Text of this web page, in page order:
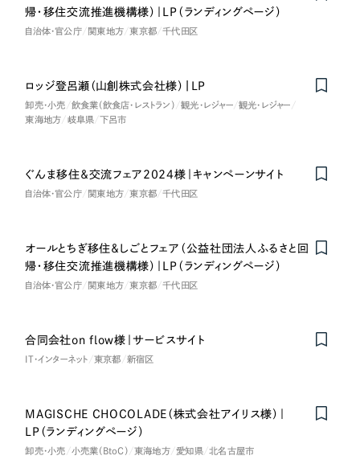
帰・移住交流推進機構様）｜LP（ランディングページ）
自治体・官公庁 関東地方 東京都 千代田区
ロッジ登呂瀬（山創株式会社様）|LP
卸売・小売 飲食業（飲食店・レストラン） 観光・レジャー
観光・レジャー
東海地方
岐阜県 下呂市
ぐんま移住＆交流フェア2024様｜キャンペーンサイト
自治体・官公庁 関東地方 東京都 千代田区
オールとちぎ移住＆しごとフェア（公益社団法人ふるさと回
帰・移住交流推進機構様）｜LP（ランディングページ）
自治体・官公庁 関東地方 東京都 千代田区
合同会社on flow様｜サービスサイト
IT・インターネット 東京都 新宿区
Nominee
MAGISCHE CHOCOLADE（株式会社アイリス様）｜
LP（ランディングページ）
卸売・小売 小売業（BtoC） 東海地方 愛知県 北名古屋市